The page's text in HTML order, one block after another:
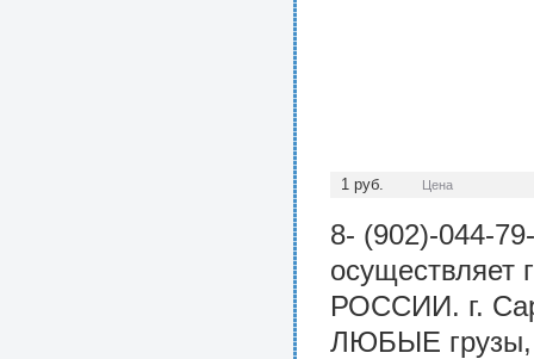
1 руб. Цена
8- (902)-044-
осуществляет
РОССИИ. г.
ЛЮБЫЕ грузы,